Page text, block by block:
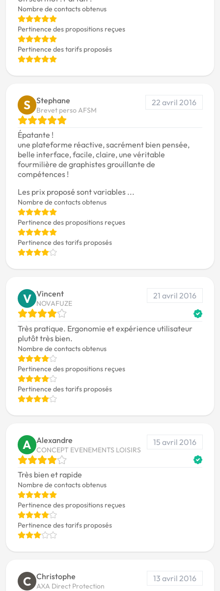
Nombre de contacts obtenus
Pertinence des propositions reçues
Pertinence des tarifs proposés
S Stephane
Brevet perso AFSM
22 avril 2016
Épatante !
une plateforme réactive, sacrément bien pensée,
belle interface, facile, claire, une véritable
fourmilière de graphistes grouillante de
compétences !
Les prix proposé sont variables ...
Nombre de contacts obtenus
Pertinence des propositions reçues
Pertinence des tarifs proposés
V Vincent
NOVAFUZE
21 avril 2016
Très pratique. Ergonomie et expérience utilisateur
plutôt très bien.
Nombre de contacts obtenus
Pertinence des propositions reçues
Pertinence des tarifs proposés
A Alexandre
CONCEPT EVENEMENTS LOISIRS
15 avril 2016
Très bien et rapide
Nombre de contacts obtenus
Pertinence des propositions reçues
Pertinence des tarifs proposés
C Christophe
AXA Direct Protection
13 avril 2016